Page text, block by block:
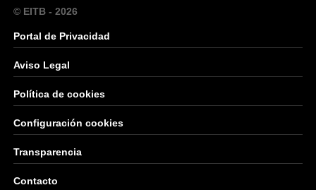
© EITB - 2026
Portal de Privacidad
Aviso Legal
Política de cookies
Configuración cookies
Transparencia
Contacto